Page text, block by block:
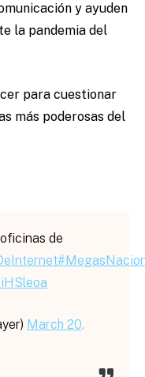
y ayuden
la pandemia del
para cuestionar
más poderosas del
de
March 20,